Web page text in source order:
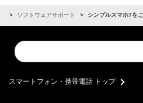
ソフトウェアサポート シンプルスマホ7を
Conduct
a
スマートフォン・携帯電話 トップ